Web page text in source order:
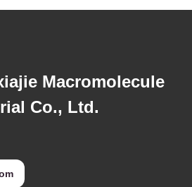
Macromolecule
Co., Ltd.